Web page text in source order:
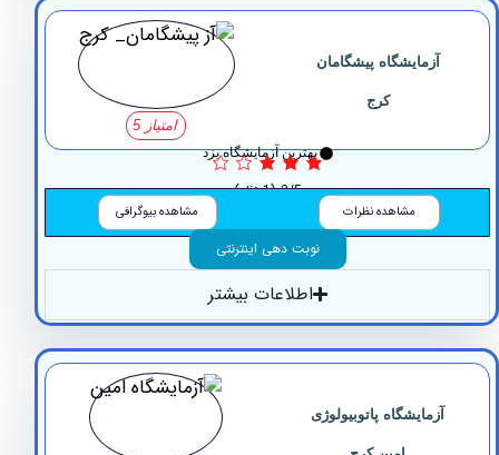
آزمایشگاه پیشگامان
بهترین آزمایشگاه یزد
3/5 (1 نظر)
مشاهده نظرات مشاهده بیوگرافی
نوبت دهی اینترنتی
اطلاعات بیشتر
پاتوبیولوژی